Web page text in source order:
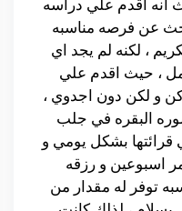
عن فرصه مناسبه
، لكنه لم يجد اي
، حيث اقدم علي
و لكن دون اجدوي ،
البقره في جلب
بشكل يومي و
اسبوعين و رزقه
توفر له مقدار من